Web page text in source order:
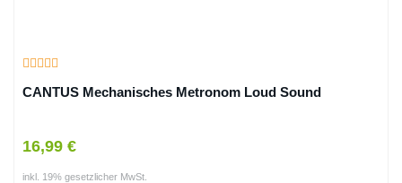
CANTUS Mechanisches Metronom Loud Sound
16,99 €
inkl. 19% gesetzlicher MwSt.